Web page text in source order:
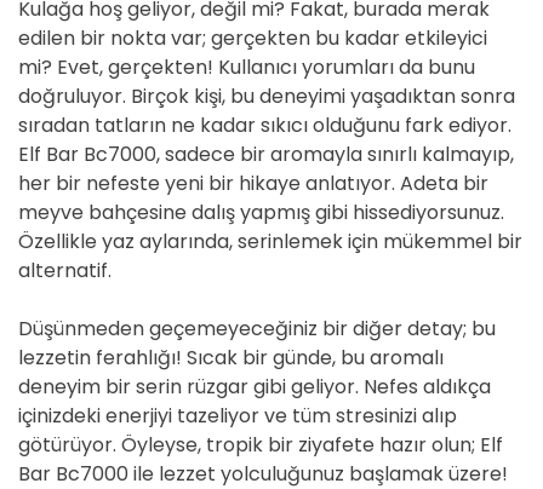
Kulağa hoş geliyor, değil mi? Fakat, burada merak
edilen bir nokta var; gerçekten bu kadar etkileyici
mi? Evet, gerçekten! Kullanıcı yorumları da bunu
doğruluyor. Birçok kişi, bu deneyimi yaşadıktan sonra
sıradan tatların ne kadar sıkıcı olduğunu fark ediyor.
Elf Bar Bc7000, sadece bir aromayla sınırlı kalmayıp,
her bir nefeste yeni bir hikaye anlatıyor. Adeta bir
meyve bahçesine dalış yapmış gibi hissediyorsunuz.
Özellikle yaz aylarında, serinlemek için mükemmel bir
alternatif.
Düşünmeden geçemeyeceğiniz bir diğer detay; bu
lezzetin ferahlığı! Sıcak bir günde, bu aromalı
deneyim bir serin rüzgar gibi geliyor. Nefes aldıkça
içinizdeki enerjiyi tazeliyor ve tüm stresinizi alıp
götürüyor. Öyleyse, tropik bir ziyafete hazır olun; Elf
Bar Bc7000 ile lezzet yolculuğunuz başlamak üzere!